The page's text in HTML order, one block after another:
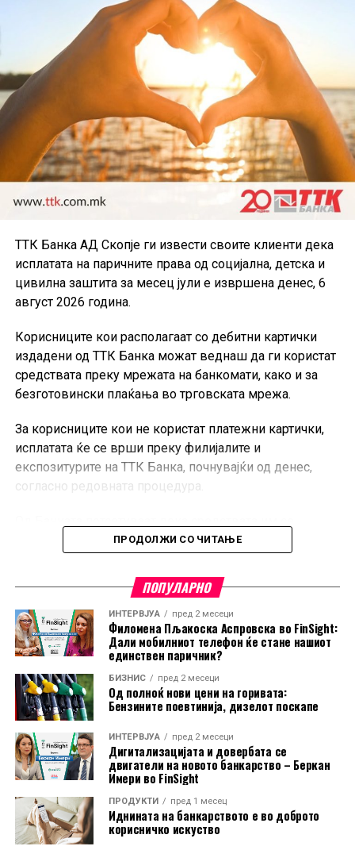
преку Халк Осигурување.
Дополнително, корисниците имаат бесплатно
електронско и мобилно банкарство, бесплатно СМС
информирање, како и можност за повлекување
готовина без надомест од сите банкомати во земјата.
Со овие поволности, Mastercard World Debit е
насочена кон корисници кои бараат дополнителни
услуги при патување, но и поедноставно секојдневно
банкарско работење.
ТТК Банка АД Скопје ги извести своите клиенти дека
исплатата на паричните права од социјална, детска и
цивилна заштита за месец јули е извршена денес, 6
август 2026 година.
Корисниците кои располагаат со дебитни картички
издадени од ТТК Банка можат веднаш да ги користат
средствата преку мрежата на банкомати, како и за
безготовински плаќања во трговската мрежа.
За корисниците кои не користат платежни картички,
исплатата ќе се врши преку филијалите и
експозитурите на ТТК Банка, почнувајќи од денес,
согласно редовната процедура.
достапни на сите корисници во согласност со
ПРОДОЛЖИ СО ЧИТАЊЕ
ПОПУЛАРНО
ИНТЕРВЈУА пред 2 месеци
Филомена Пљакоска Аспровска во FinSight:
Дали мобилниот телефон ќе стане нашиот
единствен паричник?
БИЗНИС пред 2 месеци
Од полноќ нови цени на горивата:
Бензините поевтинија, дизелот поскапе
ИНТЕРВЈУА пред 2 месеци
Дигитализацијата и довербата се
двигатели на новото банкарство – Беркан
Имери во FinSight
ПРОДУКТИ пред 1 месец
Иднината на банкарството е во доброто
корисничко искуство